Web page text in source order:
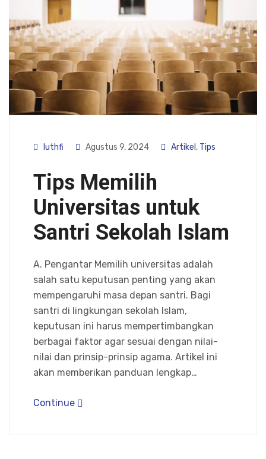
luthfi Agustus 9, 2024 Artikel , Tips
Tips Memilih
Universitas untuk
Santri Sekolah Islam
A. Pengantar Memilih universitas adalah
salah satu keputusan penting yang akan
mempengaruhi masa depan santri. Bagi
santri di lingkungan sekolah Islam,
keputusan ini harus mempertimbangkan
berbagai faktor agar sesuai dengan nilai-
nilai dan prinsip-prinsip agama. Artikel ini
akan memberikan panduan lengkap…
Continue